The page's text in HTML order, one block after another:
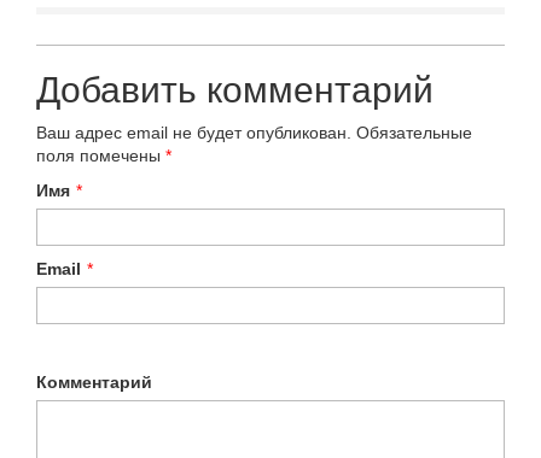
Добавить комментарий
Ваш адрес email не будет опубликован. Обязательные
поля помечены *
Имя *
Email *
Комментарий